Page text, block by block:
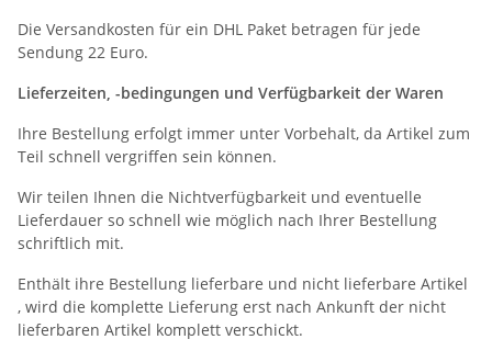
Die Versandkosten für ein DHL Paket betragen für jede
Sendung 22 Euro.
Lieferzeiten, -bedingungen und Verfügbarkeit der Waren
Ihre Bestellung erfolgt immer unter Vorbehalt, da Artikel zum
Teil schnell vergriffen sein können.
Wir teilen Ihnen die Nichtverfügbarkeit und eventuelle
Lieferdauer so schnell wie möglich nach Ihrer Bestellung
schriftlich mit.
Enthält ihre Bestellung lieferbare und nicht lieferbare Artikel
, wird die komplette Lieferung erst nach Ankunft der nicht
lieferbaren Artikel komplett verschickt.